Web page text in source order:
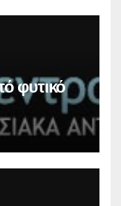
φυτικό